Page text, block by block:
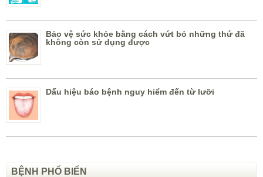
Bảo vệ sức khỏe bằng cách vứt bỏ những thứ đã
không còn sử dụng được
Dấu hiệu báo bệnh nguy hiểm đến từ lưỡi
BỆNH PHỔ BIẾN